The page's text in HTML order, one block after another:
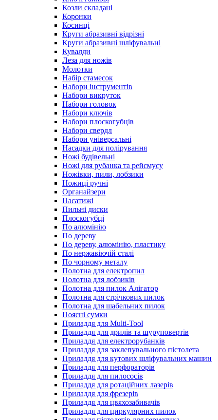
Козли складані
Коронки
Косинці
Круги абразивні відрізні
Круги абразивні шліфувальні
Кувалди
Леза для ножів
Молотки
Набір стамесок
Набори інструментів
Набори викруток
Набори головок
Набори ключів
Набори плоскогубців
Набори свердл
Набори універсальні
Насадки для полірування
Ножі будівельні
Ножі для рубанка та рейсмусу
Ножівки, пили, лобзики
Ножиці ручні
Органайзери
Пасатижі
Пильні диски
Плоскогубці
По алюмінію
По дереву
По дереву, алюмінію, пластику
По нержавіючій сталі
По чорному металу
Полотна для електропил
Полотна для лобзиків
Полотна для пилок Алігатор
Полотна для стрічкових пилок
Полотна для шабельних пилок
Поясні сумки
Приладдя для Multi-Tool
Приладдя для дрилів та шуруповертів
Приладдя для електрорубанків
Приладдя для заклепувального пістолета
Приладдя для кутових шліфувальних машин
Приладдя для перфораторів
Приладдя для пилососів
Приладдя для ротаційних лазерів
Приладдя для фрезерів
Приладдя для цвяхозабивачів
Приладдя для циркулярних пилок